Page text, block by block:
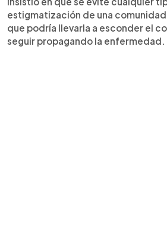
estigmatización de una
que podría llevarla a esconder el
seguir propagando la enfermedad.